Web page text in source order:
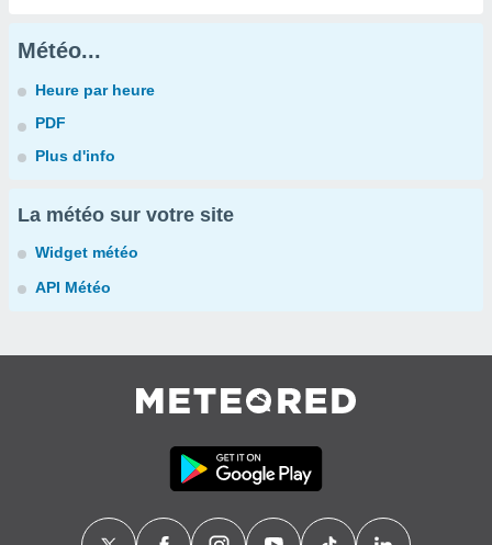
Météo...
Heure par heure
PDF
Plus d'info
La météo sur votre site
Widget météo
API Météo